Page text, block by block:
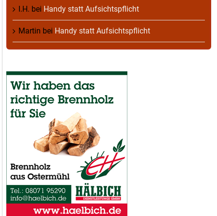
I.H. bei Handy statt Aufsichtspflicht
Martin bei Handy statt Aufsichtspflicht